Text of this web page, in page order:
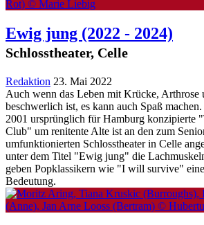
Ewig jung (2022 - 2024)
Schlosstheater, Celle
Redaktion 23. Mai 2022
Auch wenn das Leben mit Krücke, Arthrose
beschwerlich ist, es kann auch Spaß
2001 ursprünglich für Hamburg konzipierte
Club" um renitente Alte ist an den zum
umfunktionierten Schlosstheater in Celle
unter dem Titel "Ewig jung" die
geben Popklassikern wie "I will survive"
Bedeutung.